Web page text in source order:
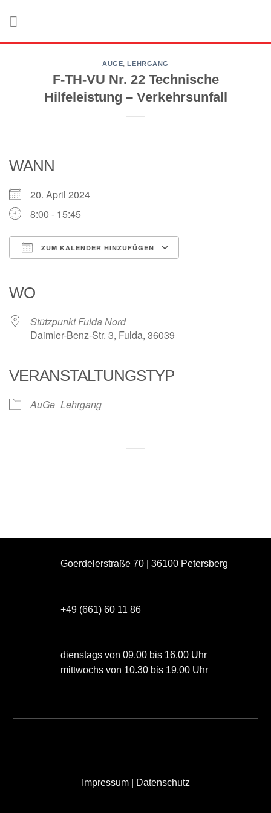
AUGE,LEHRGANG
F-TH-VU Nr. 22 Technische
Hilfeleistung – Verkehrsunfall
WANN
20. April 2024
8:00 - 15:45
ZUM KALENDER HINZUFÜGEN
WO
Stützpunkt Fulda Nord
Daimler-Benz-Str. 3, Fulda, 36039
VERANSTALTUNGSTYP
AuGe Lehrgang
Goerdelerstraße 70 | 36100 Petersberg
+49 (661) 60 11 86
dienstags von 09.00 bis 16.00 Uhr
mittwochs von 10.30 bis 19.00 Uhr
Impressum| Datenschutz